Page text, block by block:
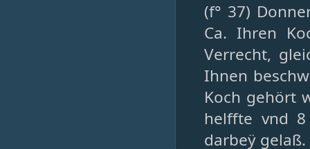
(f° 37)
Ca. Ihren
Verrecht,
Ihnen
Koch gehört
helffte vnd
darbeÿ gelaß.